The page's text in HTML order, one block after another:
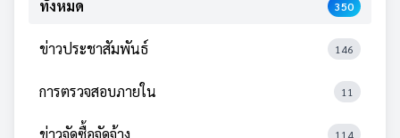
ทั้งหมด 350
ข่าวประชาสัมพันธ์ 146
การตรวจสอบภายใน 11
ข่าวจัดซื้อจัดจ้าง 114